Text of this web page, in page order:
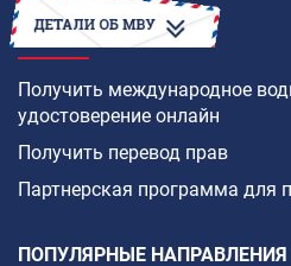
КАК
Получить международное
удостоверение онлайн
Получить перевод прав
Партнерская программа для
ПОПУЛЯРНЫЕ НАПРАВЛЕНИЯ